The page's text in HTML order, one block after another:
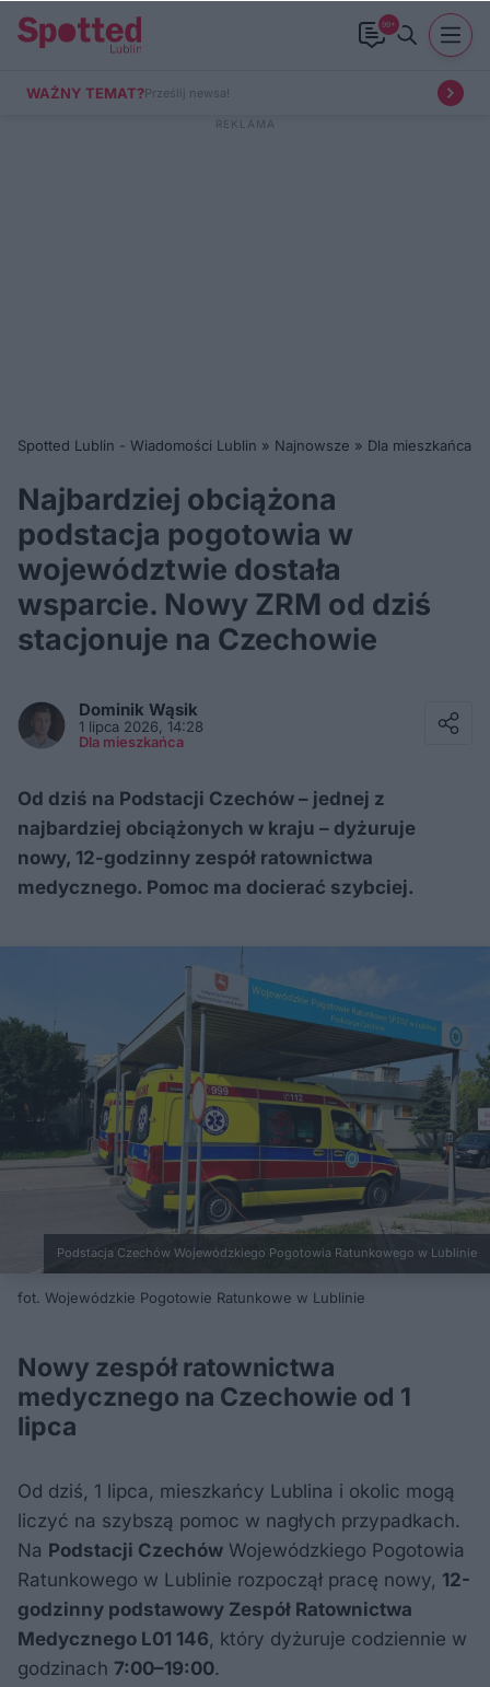
99+
WAŻNY TEMAT?Prześlij newsa!
Spotted Lublin - Wiadomości Lublin » Najnowsze » Dla mieszkańca
Najbardziej obciążona
podstacja pogotowia w
województwie dostała
wsparcie. Nowy ZRM od dziś
stacjonuje na Czechowie
Dominik Wąsik
1 lipca 2026, 14:28
Dla mieszkańca
Od dziś na Podstacji Czechów – jednej z
najbardziej obciążonych w kraju – dyżuruje
nowy, 12-godzinny zespół ratownictwa
medycznego. Pomoc ma docierać szybciej.
Podstacja Czechów Wojewódzkiego Pogotowia Ratunkowego w Lublinie
fot. Wojewódzkie Pogotowie Ratunkowe w Lublinie
Nowy zespół ratownictwa
medycznego na Czechowie od 1
lipca
Od dziś, 1 lipca, mieszkańcy Lublina i okolic mogą
liczyć na szybszą pomoc w nagłych przypadkach.
Na Podstacji Czechów Wojewódzkiego Pogotowia
Ratunkowego w Lublinie rozpoczął pracę nowy, 12-
godzinny podstawowy Zespół Ratownictwa
Medycznego L01 146 , który dyżuruje codziennie w
godzinach 7:00–19:00.